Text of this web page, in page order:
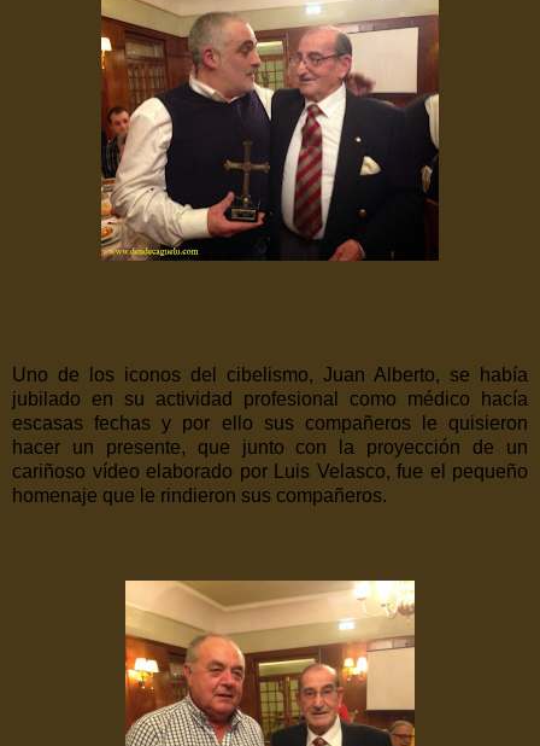
Uno de los iconos del cibelismo, Juan Alberto, se había
jubilado en su actividad profesional como médico hacía
escasas fechas y por ello sus compañeros le quisieron
hacer un presente, que junto con la proyección de un
cariñoso vídeo elaborado por Luis Velasco, fue el pequeño
homenaje que le rindieron sus compañeros.